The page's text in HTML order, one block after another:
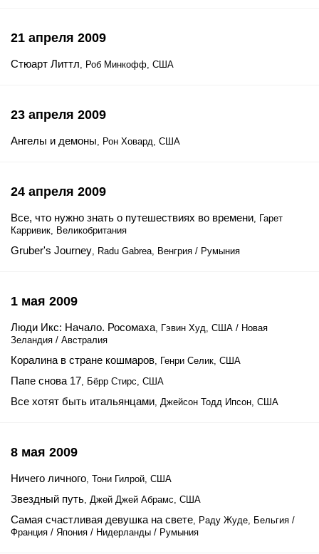
21 апреля 2009
Стюарт Литтл, Роб Минкофф, США
23 апреля 2009
Ангелы и демоны, Рон Ховард, США
24 апреля 2009
Все, что нужно знать о путешествиях во времени, Гарет
Карривик, Великобритания
Gruber's Journey, Radu Gabrea, Венгрия / Румыния
1 мая 2009
Люди Икс: Начало. Росомаха, Гэвин Худ, США / Новая
Зеландия / Австралия
Коралина в стране кошмаров, Генри Селик, США
Папе снова 17, Бёрр Стирс, США
Все хотят быть итальянцами, Джейсон Тодд Ипсон, США
8 мая 2009
Ничего личного, Тони Гилрой, США
Звездный путь, Джей Джей Абрамс, США
Самая счастливая девушка на свете, Раду Жуде, Бельгия /
Франция / Япония / Нидерланды / Румыния